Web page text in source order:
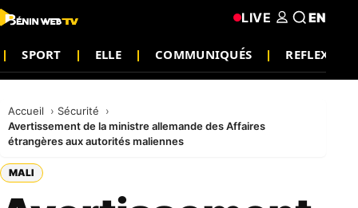
SPORT ELLE COMMUNIQUÉS REFLEXION
LIVE EN
Accueil
Sécurité
Avertissement de la ministre allemande des Affaires
étrangères aux autorités maliennes
MALI